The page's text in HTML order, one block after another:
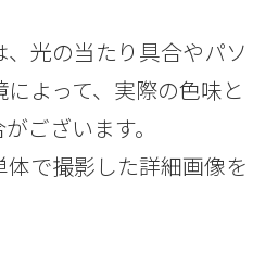
、光の当たり具合やパソ
よって、実際の色味と
ございます。
で撮影した詳細画像を